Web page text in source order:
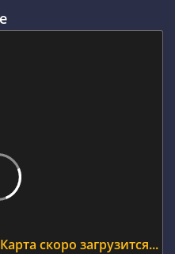
скоро загрузится...